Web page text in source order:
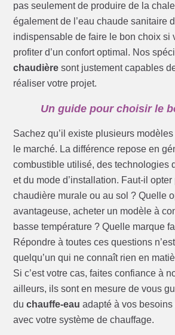
pas seulement de produire de la
également de l’eau chaude sanitaire
indispensable de faire le bon choix si
profiter d’un confort optimal. Nos
chaudière sont justement capables
réaliser votre projet.
Un guide pour choisir le
Sachez qu’il existe plusieurs
le marché. La différence repose en
combustible utilisé, des technologies
et du mode d’installation. Faut-il opter
chaudière murale ou au sol ? Quelle
avantageuse, acheter un modèle à
basse température ? Quelle marque
Répondre à toutes ces questions
quelqu’un qui ne connaît rien en
Si c’est votre cas, faites confiance à
ailleurs, ils sont en mesure de vous
duchauffe-eau adapté à vos
avec votre système de chauffage.